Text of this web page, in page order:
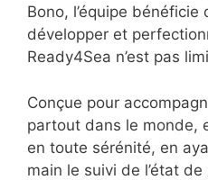
Bono, l’équipe bénéficie
développer et
Ready4Sea n’est pas
Conçue pour
partout dans le monde,
en toute sérénité, en
main le suivi de l’état